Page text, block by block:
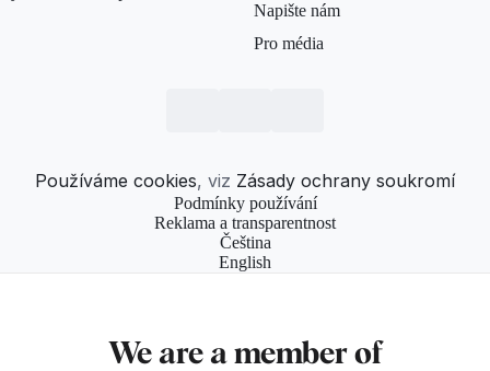
Napište nám
Pro média
Používáme cookies, viz Zásady ochrany soukromí
Podmínky používání
Reklama a transparentnost
Čeština
English
We are a member of